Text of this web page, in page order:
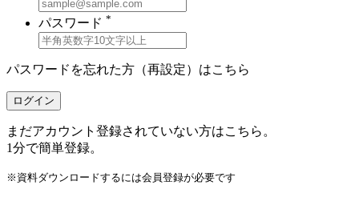
パスワード *
パスワードを忘れた方（再設定）はこちら
ログイン
まだアカウント登録されていない方はこちら。
1分で簡単登録。
※資料ダウンロードするには会員登録が必要です